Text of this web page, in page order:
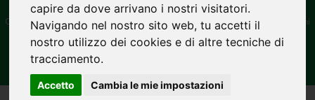
capire da dove arrivano i nostri visitatori.
Navigando nel nostro sito web, tu accetti il
nostro utilizzo dei cookies e di altre tecniche di
tracciamento.
Accetto Cambia le mie impostazioni
Copyright VITASANA SRL 2026 P.IVA 03870370966Privacy Policy.
Impostazioni
privacy e cookie.